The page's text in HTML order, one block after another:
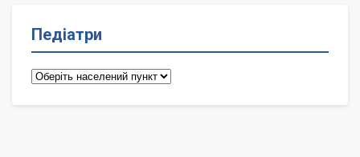
Педіатри
Педіатри